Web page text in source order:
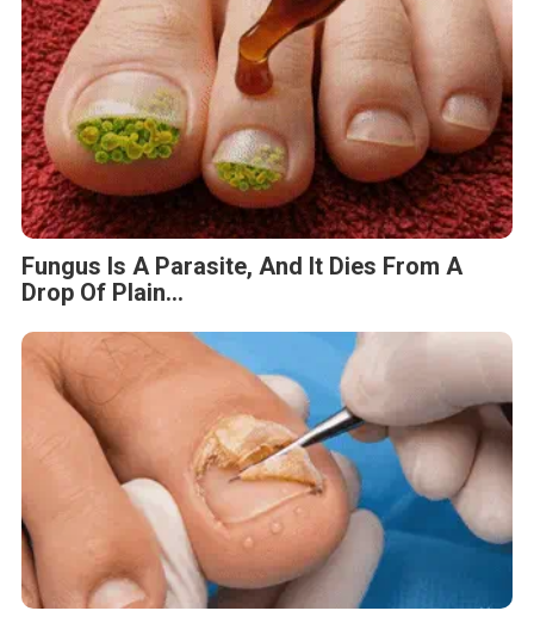
Fungus Is A Parasite, And It Dies From A
Drop Of Plain...